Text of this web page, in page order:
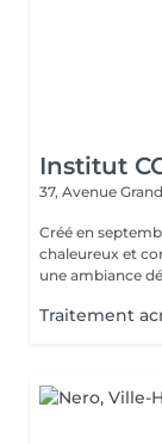
Institut
37, Avenue
Créé en
chaleureux et
une ambiance
Traitement